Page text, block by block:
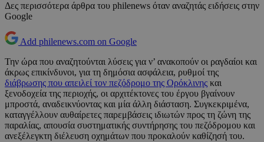
Δες περισσότερα άρθρα του philenews όταν αναζητάς ειδήσεις στην
Google
Add philenews.com on Google
Την ώρα που αναζητούνται λύσεις για ν’ ανακοπούν οι ραγδαίοι και
άκρως επικίνδυνοι, για τη δημόσια ασφάλεια, ρυθμοί της
διάβρωσης που απειλεί τον πεζόδρομο της Ορόκλινης και
ξενοδοχεία της περιοχής, οι αρχιτέκτονες του έργου βγαίνουν
μπροστά, αναδεικνύοντας και μία άλλη διάσταση. Συγκεκριμένα,
καταγγέλλουν αυθαίρετες παρεμβάσεις ιδιωτών προς τη ζώνη της
παραλίας, απουσία συστηματικής συντήρησης του πεζόδρομου και
ανεξέλεγκτη διέλευση οχημάτων που προκαλούν καθίζησή του.